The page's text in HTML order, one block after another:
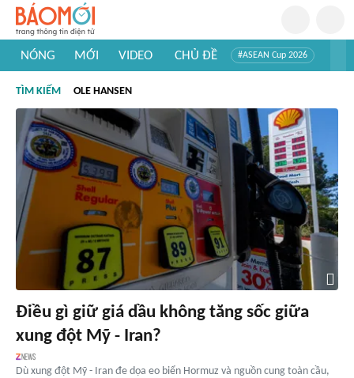
NÓNG MỚI VIDEO CHỦ ĐỀ #ASEAN Cup 2026
#Khám phá thế giới
TÌM KIẾM OLE HANSEN
Điều gì giữ giá dầu không tăng sốc giữa
xung đột Mỹ - Iran?
Dù xung đột Mỹ - Iran đe dọa eo biển Hormuz và nguồn cung toàn cầu,